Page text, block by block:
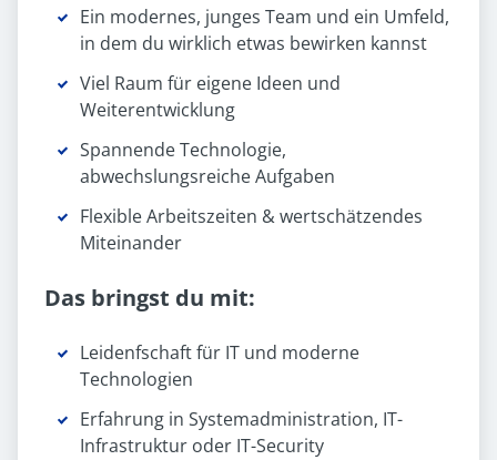
Ein modernes, junges Team und ein Umfeld,
in dem du wirklich etwas bewirken kannst
Viel Raum für eigene Ideen und
Weiterentwicklung
Spannende Technologie,
abwechslungsreiche Aufgaben
Flexible Arbeitszeiten & wertschätzendes
Miteinander
Das bringst du mit:
Leidenfschaft für IT und moderne
Technologien
Erfahrung in Systemadministration, IT-
Infrastruktur oder IT-Security